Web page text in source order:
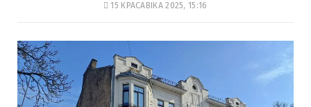
15 КРАСАВІКА 2025, 15:16